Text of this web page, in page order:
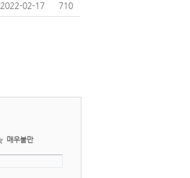
2022-02-17 710
매우불만